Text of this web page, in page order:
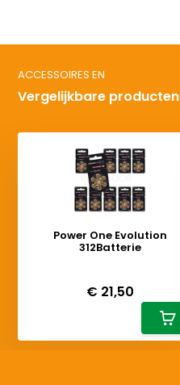
ACCESSOIRES EN
Vergelijkbare producten
Power One Evolution
312Batterie
€ 21,50